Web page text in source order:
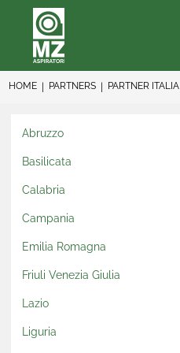
HOME PARTNERS PARTNER ITALIA
Abruzzo
Basilicata
Calabria
Campania
Emilia Romagna
Friuli Venezia Giulia
Lazio
Liguria